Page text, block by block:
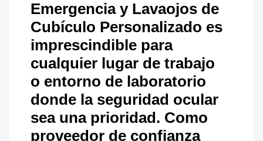
Emergencia y Lavaojos de
Cubículo Personalizado es
imprescindible para
cualquier lugar de trabajo
o entorno de laboratorio
donde la seguridad ocular
sea una prioridad. Como
proveedor de confianza